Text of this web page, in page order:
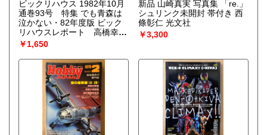
ビックリハウス 1982年10月
通巻93号 特集 でも青森は
泣かない・82年度版 ビック
リハウスレポート 高橋幸宏
＆鈴木慶一・南伸坊・糸井重
里＆栗本慎一郎・渡辺和博・
火野鉄平・安西水丸 他 表
紙イラスト:高橋常政 パロ
ディ サブカルチャー雑誌
￥1,650
新品 山崎真実 写真集 「re.」
シュリンク未開封 帯付き 西
條彰仁 光文社
￥3,300